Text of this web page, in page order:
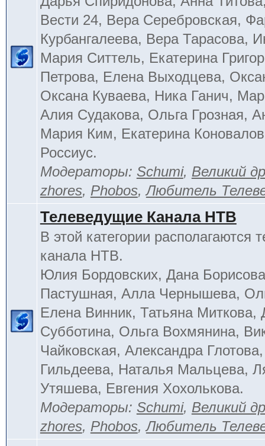
Вести 24, Вера Серебровская,
Курбангалеева, Вера Тарасова,
Мария Ситтель, Екатерина
Петрова, Елена Выходцева,
Оксана Куваева, Ника Ганич,
Алия Судакова, Ольга Грозная,
Мария Ким, Екатерина
Россиус.
Модераторы: Schumi, Великий
zhores, Phobos,Любитель
Телеведущие Канала НТВ
В этой категории располагаются
канала НТВ.
Юлия Бордовских, Дана
Пастушная, Алла Чернышева,
Елена Винник, Татьяна Миткова,
Субботина, Ольга Вохмянина,
Чайковская, Александра
Гильдеева, Наталья Мальцева,
Утяшева, Евгения Хохолькова.
Модераторы: Schumi, Великий
zhores, Phobos,Любитель